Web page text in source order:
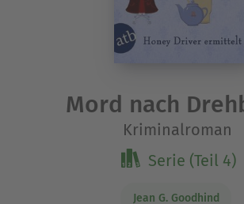
Mord nach
Kriminalroman
Serie (Teil 4)
Jean G. Goodhind